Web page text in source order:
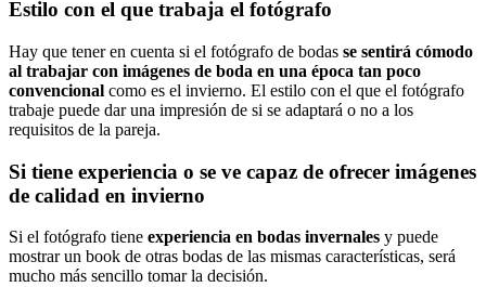
Estilo con el que trabaja el fotógrafo
Hay que tener en cuenta si el fotógrafo de bodas se sentirá cómodo
al trabajar con imágenes de boda en una época tan poco
convencional como es el invierno. El estilo con el que el fotógrafo
trabaje puede dar una impresión de si se adaptará o no a los
requisitos de la pareja.
Si tiene experiencia o se ve capaz de ofrecer imágenes
de calidad en invierno
Si el fotógrafo tiene experiencia en bodas invernales y puede
mostrar un book de otras bodas de las mismas características, será
mucho más sencillo tomar la decisión.